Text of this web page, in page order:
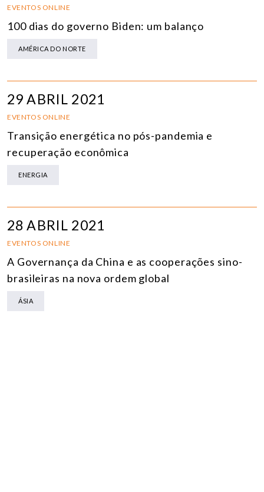
EVENTOS ONLINE
100 dias do governo Biden: um balanço
AMÉRICA DO NORTE
29 ABRIL 2021
EVENTOS ONLINE
Transição energética no pós-pandemia e
recuperação econômica
ENERGIA
28 ABRIL 2021
EVENTOS ONLINE
A Governança da China e as cooperações sino-
brasileiras na nova ordem global
ÁSIA